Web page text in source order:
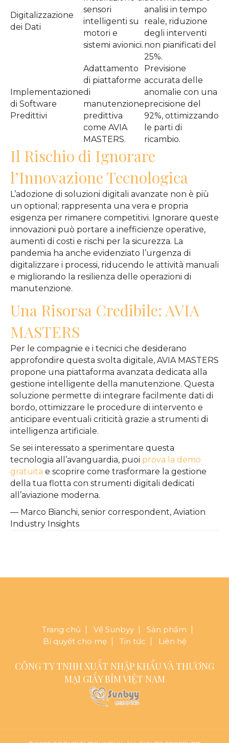
Digitalizzazione
dei Dati
sensori
intelligenti su
motori e
sistemi avionici.
analisi in tempo
reale, riduzione
degli interventi
non pianificati del
25%.
Implementazione
di Software
Predittivi
Adattamento
di piattaforme
di
manutenzione
predittiva
come AVIA
MASTERS.
Previsione
accurata delle
anomalie con una
precisione del
92%, ottimizzando
le parti di
ricambio.
Il Rischio di Ignorare
l’Innovazione Tecnologica
L’adozione di soluzioni digitali avanzate non è più
un optional; rappresenta una vera e propria
esigenza per rimanere competitivi. Ignorare queste
innovazioni può portare a inefficienze operative,
aumenti di costi e rischi per la sicurezza. La
pandemia ha anche evidenziato l’urgenza di
digitalizzare i processi, riducendo le attività manuali
e migliorando la resilienza delle operazioni di
manutenzione.
Una Risorsa Credibile: AVIA
MASTERS
Per le compagnie e i tecnici che desiderano
approfondire questa svolta digitale, AVIA MASTERS
propone una piattaforma avanzata dedicata alla
gestione intelligente della manutenzione. Questa
soluzione permette di integrare facilmente dati di
bordo, ottimizzare le procedure di intervento e
anticipare eventuali criticità grazie a strumenti di
intelligenza artificiale.
Se sei interessato a sperimentare questa
tecnologia all’avanguardia, puoi prova la demo
gratuita e scoprire come trasformare la gestione
della tua flotta con strumenti digitali dedicati
all’aviazione moderna.
— Marco Bianchi, senior correspondent, Aviation
Industry Insights
Trang chủ Về Sunbyy
Sản phẩm
Bí quyết cho mẹ
Tin tức Liên hệ
CÔNG TY TNHH XUẤT NHẬP KHẨU VÀ THƯƠNG
MẠI GIẤY BỈM VIỆT NAM